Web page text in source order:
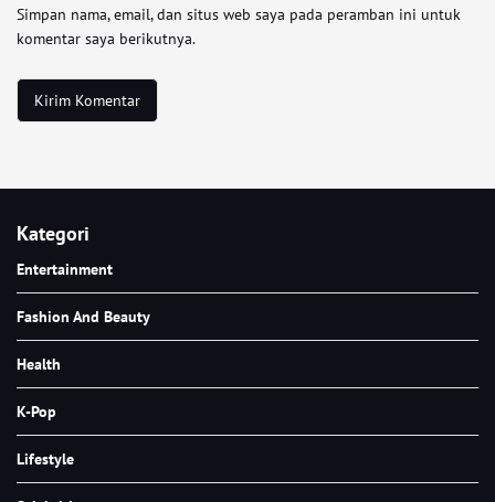
Simpan nama, email, dan situs web saya pada peramban ini untuk
komentar saya berikutnya.
Kategori
Entertainment
Fashion And Beauty
Health
K-Pop
Lifestyle